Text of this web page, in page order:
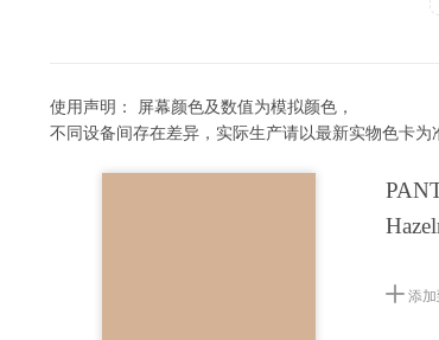
使用声明： 屏幕颜色及数值为模拟颜色，
不同设备间存在差异，实际生产请以最新实物色卡为
添